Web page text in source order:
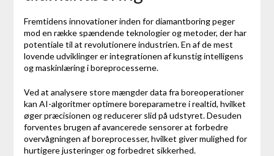
Fremtidens innovationer inden for diamantboring peger
mod en række spændende teknologier og metoder, der har
potentiale til at revolutionere industrien. En af de mest
lovende udviklinger er integrationen af kunstig intelligens
og maskinlæring i boreprocesserne.
Ved at analysere store mængder data fra boreoperationer
kan AI-algoritmer optimere boreparametre i realtid, hvilket
øger præcisionen og reducerer slid på udstyret. Desuden
forventes brugen af avancerede sensorer at forbedre
overvågningen af boreprocesser, hvilket giver mulighed for
hurtigere justeringer og forbedret sikkerhed.